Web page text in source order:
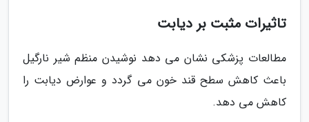
تاثیرات مثبت بر دیابت
مطالعات پزشکی نشان می دهد نوشیدن منظم شیر نارگیل
باعث کاهش سطح قند خون می گردد و عوارض دیابت را
کاهش می دهد.